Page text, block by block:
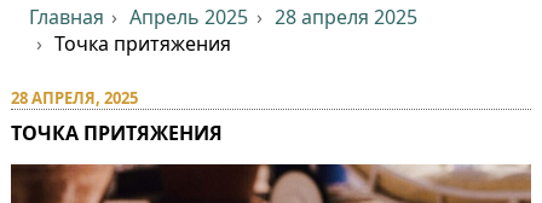
Главная Апрель 2025
28 апреля 2025
Точка притяжения
28 АПРЕЛЯ, 2025
ТОЧКА ПРИТЯЖЕНИЯ